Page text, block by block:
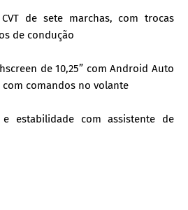
de sete marchas, com trocas
de condução
de 10,25” com Android Auto
com comandos no volante
estabilidade com assistente de